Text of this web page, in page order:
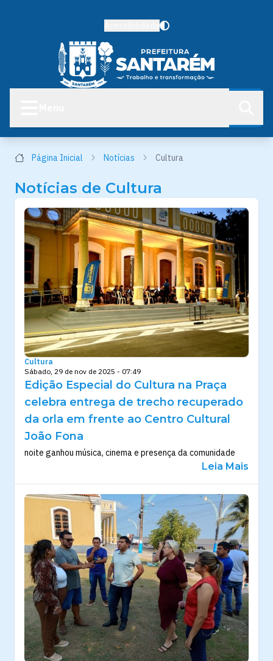
Página Inicial Notícias Cultura
Notícias de Cultura
Cultura
Sábado, 29 de nov de 2025 - 07:49
Edição Especial do Cultura na Praça
celebra entrega de trecho recuperado
da orla em frente ao Centro Cultural
João Fona
noite ganhou música, cinema e presença da comunidade
Leia Mais